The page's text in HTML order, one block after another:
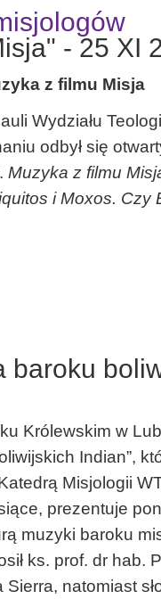
- 25 XI
z filmu Misja
Wydziału
odbył się
Muzyka z filmu
i Moxos. Czy
baroku
Królewskim w
Indian”,
Misjologii
prezentuje
muzyki baroku
ks. prof. dr hab.
natomiast